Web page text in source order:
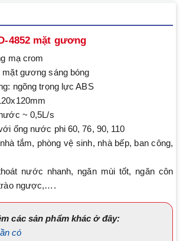
4852 mặt gương
mạ crom
gương sáng bóng
ngõng trọng lực ABS
~ 0,5L/s
ống nước phi 60, 76, 90, 110
tắm, phòng vệ sinh, nhà bếp, ban công,
nước nhanh, ngăn mùi tốt, ngăn côn
ngược,….
các sản phẩm khác ở đây:
có